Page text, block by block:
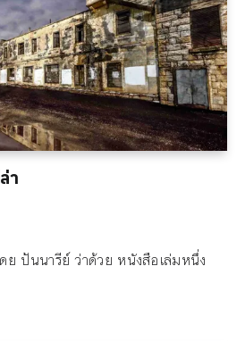
า
ดย ปันนารีย์ ว่าด้วย หนังสือเล่มหนึ่ง